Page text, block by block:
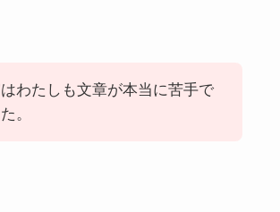
わたしも文章が本当に苦手で
。